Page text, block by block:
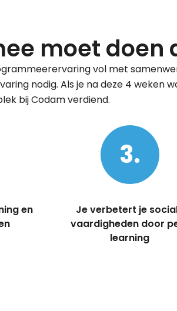
moet doen
vol met
nodig. Als je na deze 4 weken
bij Codam verdiend.
en
3.
Je verbetert je
vaardigheden door
learning